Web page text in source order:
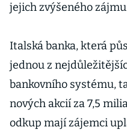
jejich zvýšeného
Italská banka, která
jednou z
bankovního systému,
nových akcií za 7,5
odkup mají zájemci